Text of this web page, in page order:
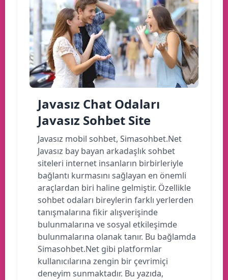
Javasız Chat Odaları
Javasız Sohbet Site
Javasız mobil sohbet, Simasohbet.Net
Javasız bay bayan arkadaşlık sohbet
siteleri internet insanların birbirleriyle
bağlantı kurmasını sağlayan en önemli
araçlardan biri haline gelmiştir. Özellikle
sohbet odaları bireylerin farklı yerlerden
tanışmalarına fikir alışverişinde
bulunmalarına ve sosyal etkileşimde
bulunmalarına olanak tanır. Bu bağlamda
Simasohbet.Net gibi platformlar
kullanıcılarına zengin bir çevrimiçi
deneyim sunmaktadır. Bu yazıda,